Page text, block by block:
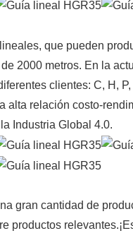
que pueden
2000 metros. En la
clientes: C, H,
alta relación costo-
Industria Global 4.0.
gran cantidad de
productos relevantes.